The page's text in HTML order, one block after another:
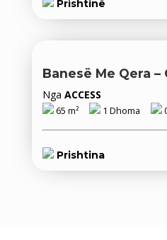
Prishtinë
Banesë Me Qera –
Nga ACCESS
65 m² 1 Dhoma
Prishtina